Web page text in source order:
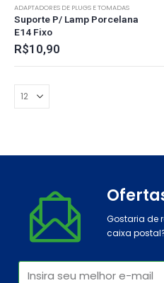
ADAPTADORES DE PLUGS E TOMADAS
Suporte P/ Lamp Porcelana
E14 Fixo
R$10,90
Gostaria de
caixa